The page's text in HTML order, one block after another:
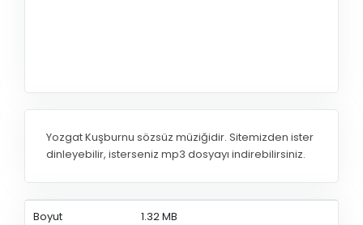
Yozgat Kuşburnu sözsüz müziğidir. Sitemizden ister
dinleyebilir, isterseniz mp3 dosyayı indirebilirsiniz.
Boyut 1.32 MB